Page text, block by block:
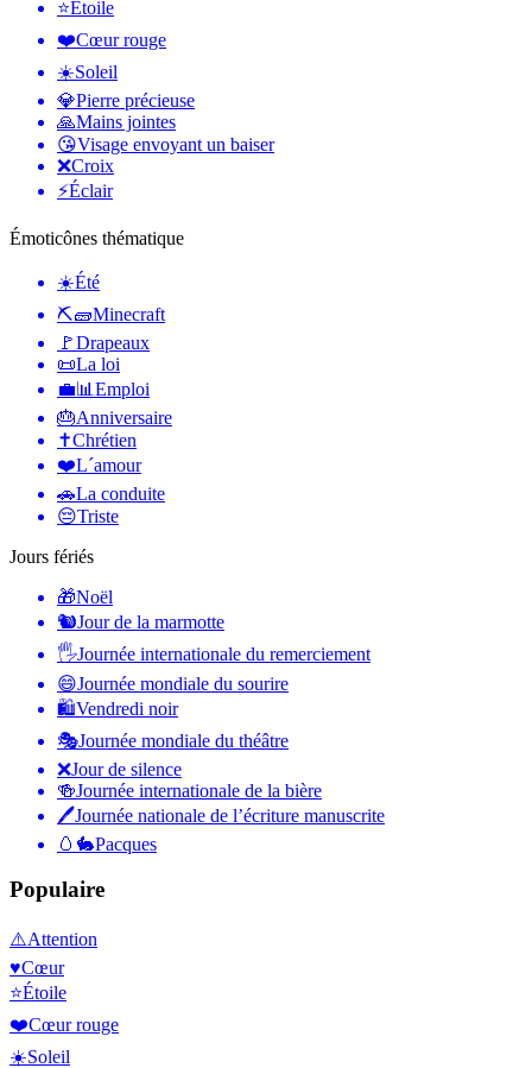
⭐Étoile
❤️Cœur rouge
☀️Soleil
💎Pierre précieuse
🙏Mains jointes
😘Visage envoyant un baiser
❌Croix
⚡Éclair
Émoticônes thématique
☀️Été
⛏🧱Minecraft
🚩Drapeaux
📜La loi
💼📊 Emploi
🎂Anniversaire
✝️Chrétien
❤️L´amour
🚗La conduite
😔Triste
Jours fériés
🎁Noël
🐿Jour de la marmotte
🖐Journée internationale du remerciement
😄Journée mondiale du sourire
🛍Vendredi noir
🎭Journée mondiale du théâtre
❌Jour de silence
🍻Journée internationale de la bière
🖊Journée nationale de l’écriture manuscrite
🥚🐇Pacques
Populaire
⚠️Attention
♥️Cœur
⭐Étoile
❤️Cœur rouge
☀️Soleil